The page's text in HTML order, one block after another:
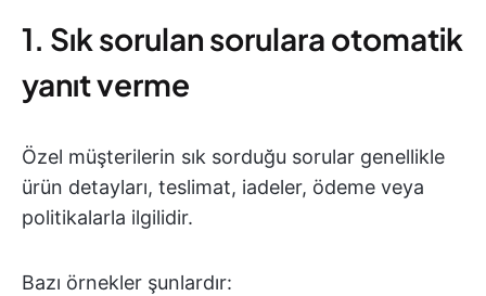
1. Sık sorulan sorulara otomatik
yanıt verme
Özel müşterilerin sık sorduğu sorular genellikle
ürün detayları, teslimat, iadeler, ödeme veya
politikalarla ilgilidir.
Bazı örnekler şunlardır: